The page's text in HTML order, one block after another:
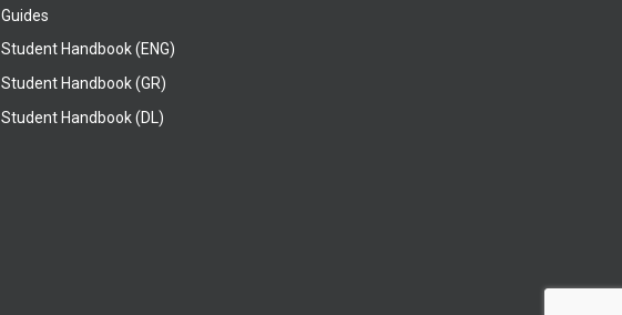
Guides
Student Handbook (ENG)
Student Handbook (GR)
Student Handbook (DL)